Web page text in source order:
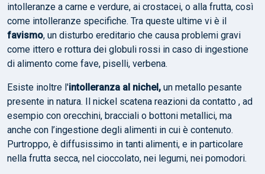
intolleranze a carne e verdure, ai crostacei, o alla frutta, così
come intolleranze specifiche. Tra queste ultime vi è il
favismo, un disturbo ereditario che causa problemi gravi
come ittero e rottura dei globuli rossi in caso di ingestione
di alimento come fave, piselli, verbena.
Esiste inoltre l'intolleranza al nichel, un metallo pesante
presente in natura. Il nickel scatena reazioni da contatto , ad
esempio con orecchini, bracciali o bottoni metallici, ma
anche con l’ingestione degli alimenti in cui è contenuto.
Purtroppo, è diffusissimo in tanti alimenti, e in particolare
nella frutta secca, nel cioccolato, nei legumi, nei pomodori.